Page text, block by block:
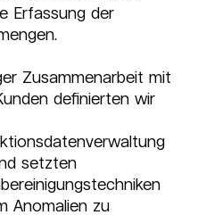
Erfassung der
Zusammenarbeit mit
definierten wir
setzten
Anomalien zu